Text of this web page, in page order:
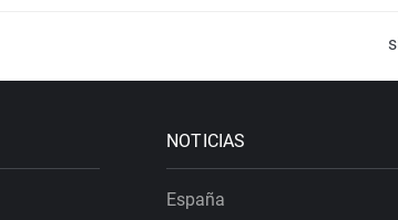
NOTICIAS
España